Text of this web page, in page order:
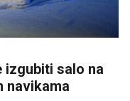
izgubiti salo na
navikama